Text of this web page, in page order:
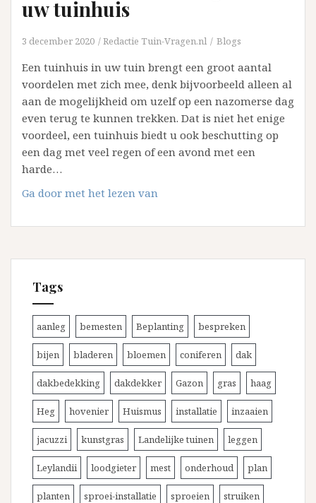
uw tuinhuis
3 december 2020 Redactie Tuin-Vragen.nl Blogs
Een tuinhuis in uw tuin brengt een groot aantal
voordelen met zich mee, denk bijvoorbeeld alleen al
aan de mogelijkheid om uzelf op een nazomerse dag
even terug te kunnen trekken. Dat is niet het enige
voordeel, een tuinhuis biedt u ook beschutting op
een dag met veel regen of een avond met een
harde…
Ga door met het lezen van
voor
tuinhuis
Tags
aanleg bemesten Beplanting bespreken
bijen bladeren bloemen coniferen dak
dakbedekking dakdekker Gazon gras haag
Heg hovenier Huismus installatie inzaaien
jacuzzi kunstgras Landelijke tuinen leggen
Leylandii loodgieter mest onderhoud plan
planten sproei-installatie sproeien struiken